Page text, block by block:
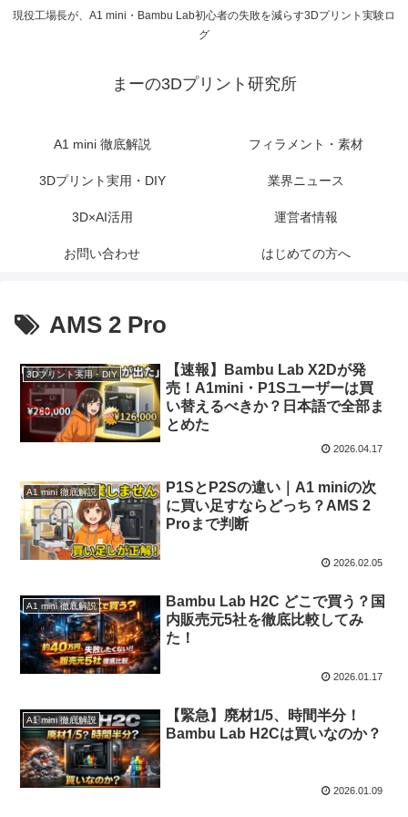
現役工場長が、A1 mini・Bambu Lab初心者の失敗を減らす3Dプリント実験ロ
グ
まーの3Dプリント研究所
A1 mini 徹底解説 フィラメント・素材
3Dプリント実用・DIY 業界ニュース
3D×AI活用 運営者情報
お問い合わせ はじめての方へ
AMS 2 Pro
3Dプリント実用・DIY
【速報】Bambu Lab X2Dが発
売！A1mini・P1Sユーザーは買
い替えるべきか？日本語で全部ま
とめた
2026.04.17
A1 mini 徹底解説
P1SとP2Sの違い｜A1 miniの次
に買い足すならどっち？AMS 2
Proまで判断
2026.02.05
A1 mini 徹底解説
Bambu Lab H2C どこで買う？国
内販売元5社を徹底比較してみ
た！
2026.01.17
A1 mini 徹底解説
【緊急】廃材1/5、時間半分！
Bambu Lab H2Cは買いなのか？
2026.01.09